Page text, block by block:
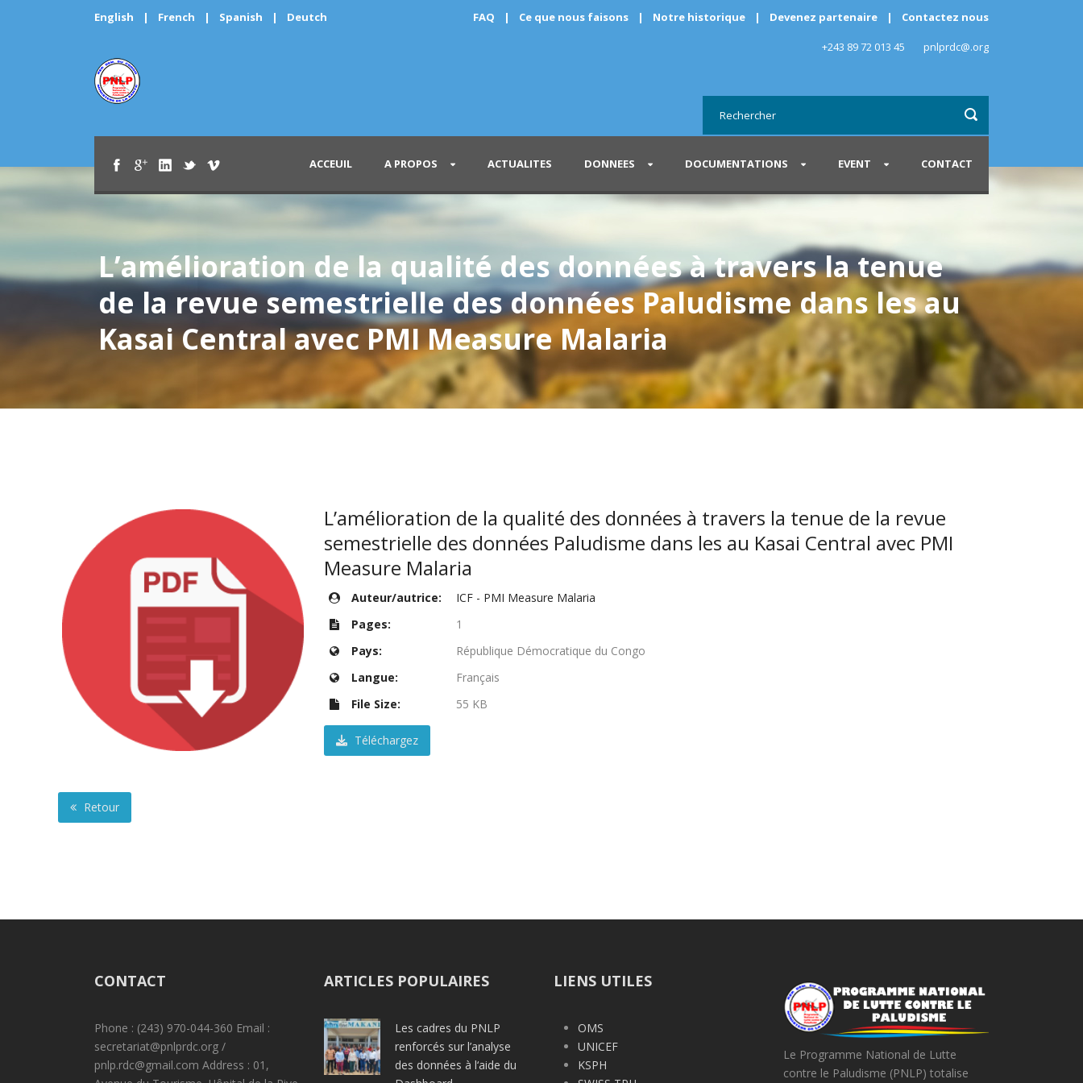
English | French | Spanish | Deutch FAQ | Ce que nous faisons | Notre historique | Devenez partenaire | Contactez nous
+243 89 72 013 45 pnlprdc@.org
ACCEUIL A PROPOS ACTUALITES DONNEES DOCUMENTATIONS EVENT CONTACT
L’amélioration de la qualité des données à travers la tenue
de la revue semestrielle des données Paludisme dans les au
Kasai Central avec PMI Measure Malaria
L’amélioration de la qualité des données à travers la tenue de la revue
semestrielle des données Paludisme dans les au Kasai Central avec PMI
Measure Malaria
Auteur/autrice:
ICF - PMI Measure Malaria
Pages:
1
Pays:
République Démocratique du Congo
Langue:
Français
File Size:
55 KB
Téléchargez
Retour
CONTACT
Phone : (243) 970-044-360 Email :
secretariat@pnlprdc.org /
pnlp.rdc@gmail.com Address : 01,
ARTICLES POPULAIRES
Les cadres du PNLP
renforcés sur l’analyse
des données à l‘aide du
LIENS UTILES
OMS
UNICEF
KSPH
Le Programme National de Lutte
contre le Paludisme (PNLP) totalise